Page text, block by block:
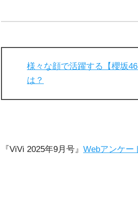
様々な顔で活躍する【櫻坂
は？
『ViVi 2025年9月号』 Webアンケー